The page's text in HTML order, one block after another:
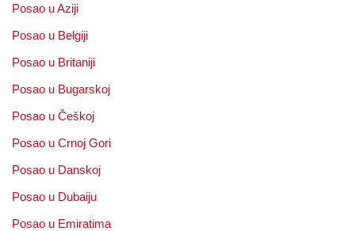
Posao u Aziji
Posao u Belgiji
Posao u Britaniji
Posao u Bugarskoj
Posao u Češkoj
Posao u Crnoj Gori
Posao u Danskoj
Posao u Dubaiju
Posao u Emiratima